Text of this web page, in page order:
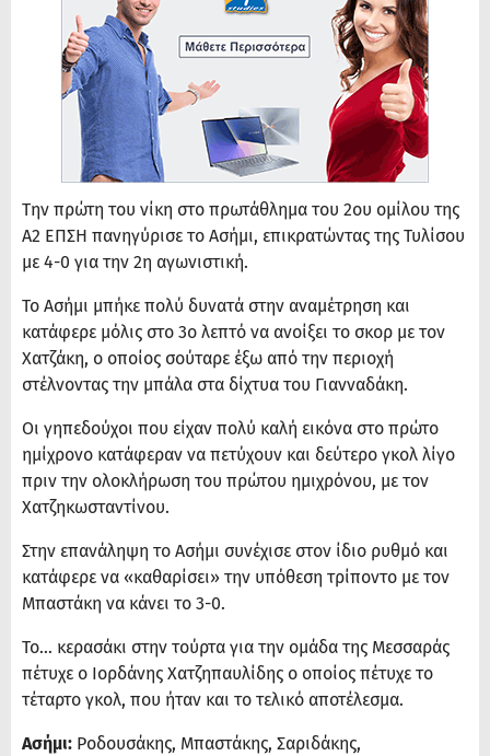
Την πρώτη του νίκη στο πρωτάθλημα του 2ου ομίλου της
Α2 ΕΠΣΗ πανηγύρισε το Ασήμι, επικρατώντας της Τυλίσου
με 4-0 για την 2η αγωνιστική.
Το Ασήμι μπήκε πολύ δυνατά στην αναμέτρηση και
κατάφερε μόλις στο 3ο λεπτό να ανοίξει το σκορ με τον
Χατζάκη, ο οποίος σούταρε έξω από την περιοχή
στέλνοντας την μπάλα στα δίχτυα του Γιανναδάκη.
Οι γηπεδούχοι που είχαν πολύ καλή εικόνα στο πρώτο
ημίχρονο κατάφεραν να πετύχουν και δεύτερο γκολ λίγο
πριν την ολοκλήρωση του πρώτου ημιχρόνου, με τον
Χατζηκωσταντίνου.
Στην επανάληψη το Ασήμι συνέχισε στον ίδιο ρυθμό και
κατάφερε να «καθαρίσει» την υπόθεση τρίποντο με τον
Μπαστάκη να κάνει το 3-0.
Το… κερασάκι στην τούρτα για την ομάδα της Μεσσαράς
πέτυχε ο Ιορδάνης Χατζηπαυλίδης ο οποίος πέτυχε το
τέταρτο γκολ, που ήταν και το τελικό αποτέλεσμα.
Ασήμι: Ροδουσάκης, Μπαστάκης, Σαριδάκης,